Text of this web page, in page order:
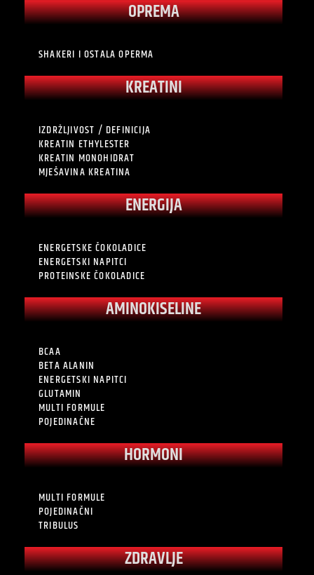
OPREMA
SHAKERI I OSTALA OPERMA
KREATINI
IZDRŽLJIVOST / DEFINICIJA
KREATIN ETHYLESTER
KREATIN MONOHIDRAT
MJEŠAVINA KREATINA
ENERGIJA
ENERGETSKE ČOKOLADICE
ENERGETSKI NAPITCI
PROTEINSKE ČOKOLADICE
AMINOKISELINE
BCAA
BETA ALANIN
ENERGETSKI NAPITCI
GLUTAMIN
MULTI FORMULE
POJEDINAČNE
HORMONI
MULTI FORMULE
POJEDINAČNI
TRIBULUS
ZDRAVLJE